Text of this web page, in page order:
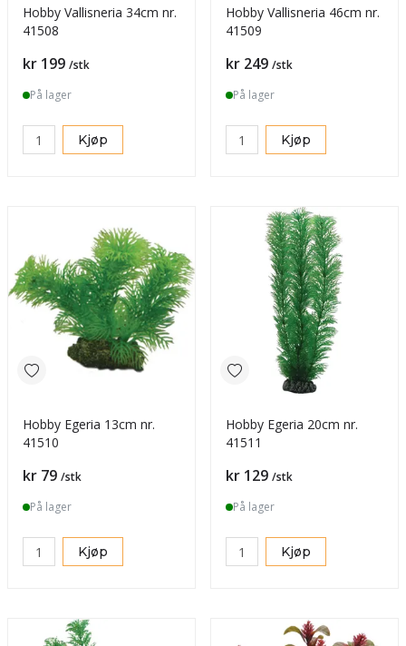
Hobby Vallisneria 34cm nr.
41508
Pris
kr 199 /stk
På lager
Kjøp
Hobby Vallisneria 46cm nr.
41509
Pris
kr 249 /stk
På lager
Kjøp
Hobby Egeria 13cm nr.
41510
Pris
kr 79 /stk
På lager
Kjøp
Hobby Egeria 20cm nr.
41511
Pris
kr 129 /stk
På lager
Kjøp